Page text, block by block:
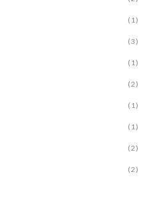
(1)
(3)
(1)
(2)
(1)
(1)
(2)
(2)